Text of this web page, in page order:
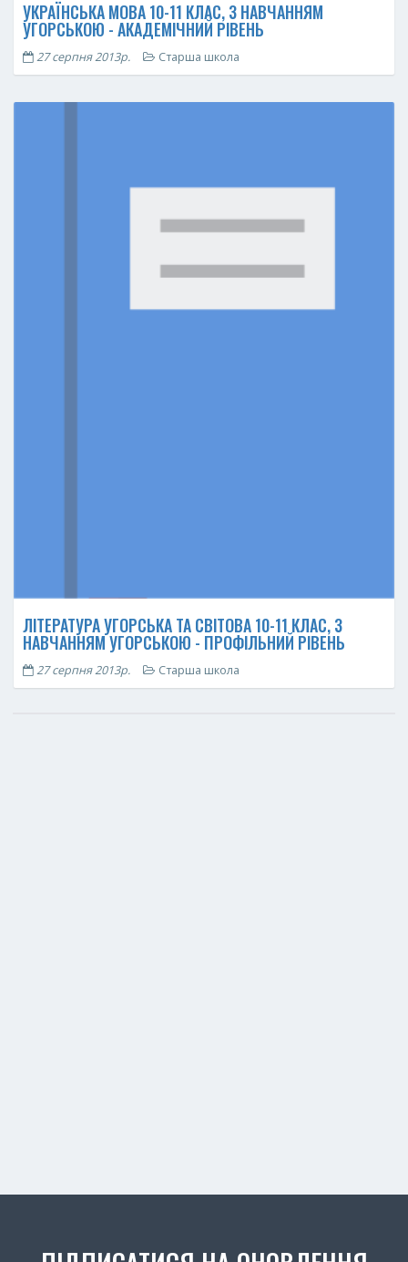
УКРАЇНСЬКА МОВА 10-11 КЛАС, З НАВЧАННЯМ
УГОРСЬКОЮ - АКАДЕМІЧНИЙ РІВЕНЬ
27 серпня 2013р. Старша школа
ЛІТЕРАТУРА УГОРСЬКА ТА СВІТОВА 10-11 КЛАС, З
НАВЧАННЯМ УГОРСЬКОЮ - ПРОФІЛЬНИЙ РІВЕНЬ
27 серпня 2013р. Старша школа